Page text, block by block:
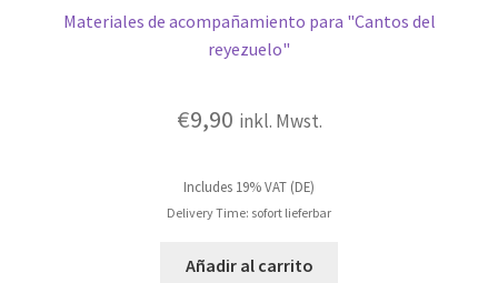
Materiales de acompañamiento para "Cantos del
reyezuelo"
€9,90 inkl. Mwst.
Includes 19% VAT (DE)
Delivery Time: sofort lieferbar
Añadir al carrito